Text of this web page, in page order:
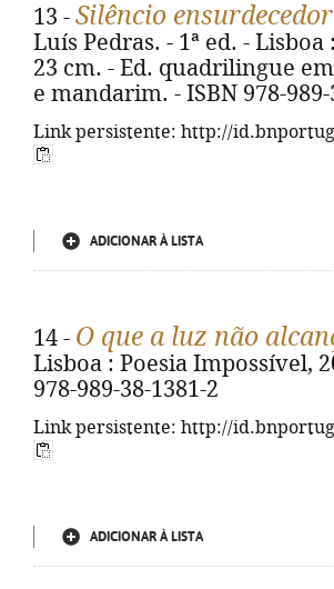
13 - Silêncio ensurdecedor
Luís Pedras. - 1ª ed. -
23 cm. - Ed. quadrilingue
e mandarim. - ISBN 978-989-
Link persistente: http://
ADICIONAR À LISTA
14 - O que a luz não
Lisboa : Poesia Impossível,
978-989-38-1381-2
Link persistente: http://
ADICIONAR À LISTA